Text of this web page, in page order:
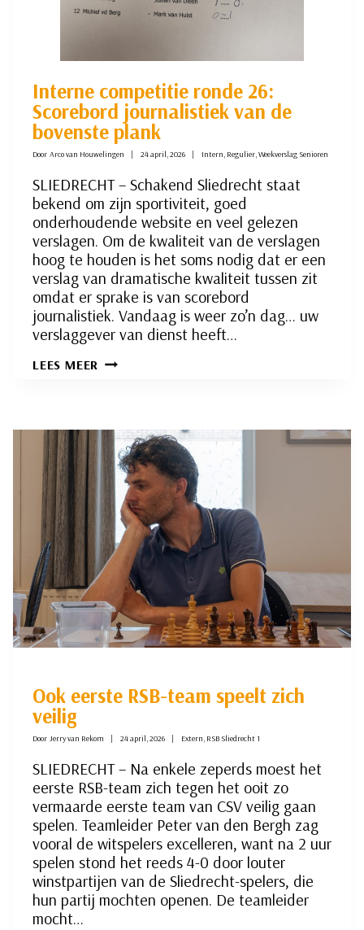
Interne competitie ronde 26:
Scorebord journalistiek van de
bovenste plank
Door Arco van Houwelingen 24 april, 2026 Intern, Regulier,Weekverslag Senioren
SLIEDRECHT – Schakend Sliedrecht staat
bekend om zijn sportiviteit, goed
onderhoudende website en veel gelezen
verslagen. Om de kwaliteit van de verslagen
hoog te houden is het soms nodig dat er een
verslag van dramatische kwaliteit tussen zit
omdat er sprake is van scorebord
journalistiek. Vandaag is weer zo’n dag… uw
verslaggever van dienst heeft…
LEES MEER INTERNE
JOURNALISTIEK
VAN
DE
BOVENSTE
PLANK
Ook eerste RSB-team speelt zich
veilig
Door Jerry van Rekom 24 april, 2026 Extern, RSB Sliedrecht 1
SLIEDRECHT – Na enkele zeperds moest het
eerste RSB-team zich tegen het ooit zo
vermaarde eerste team van CSV veilig gaan
spelen. Teamleider Peter van den Bergh zag
vooral de witspelers excelleren, want na 2 uur
spelen stond het reeds 4-0 door louter
winstpartijen van de Sliedrecht-spelers, die
hun partij mochten openen. De teamleider
mocht…